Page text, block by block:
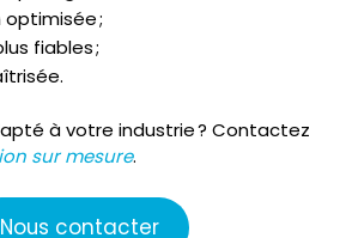
optimisée ;
fiables ;
à votre industrie ? Contactez
sur mesure.
Nous contacter